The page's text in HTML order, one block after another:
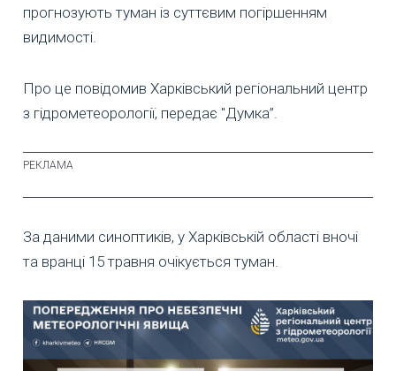
прогнозують туман із суттєвим погіршенням
видимості.
Про це повідомив Харківський регіональний центр
з гідрометеорології, передає "Думка”.
За даними синоптиків, у Харківській області вночі
та вранці 15 травня очікується туман.